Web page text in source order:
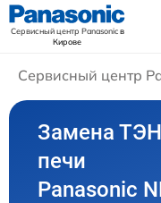
Сервисный центр Panasonicв
Кирове
Сервисный центр
Замена
печи
Panasonic